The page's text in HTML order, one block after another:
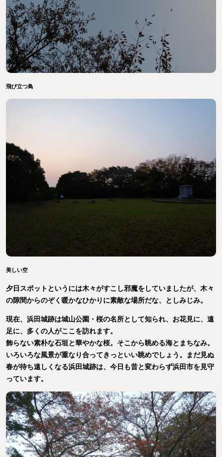
飛び立つ鳥
美しい空
夕日スポットというには木々がすこし邪魔をしていましたが、木々
の隙間からのぞく暖かなひかりに素敵な場所だな、としみじみ。
現在、浜田城跡は城山公園・桜の名所として知られ、お花見に、遠
足に、多くの人がここを訪れます。
飾らない素朴な石垣と華やかな桜。そこから眺める海とまちなみ。
いろいろな風景が重なり合ってきっといい眺めでしょう。まだ見ぬ
春が待ち遠しくなる浜田城跡は、今日も昔と変わらず浜田市を見守
っています。